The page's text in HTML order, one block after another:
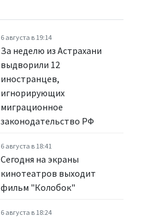
6 августа в 19:14
За неделю из Астрахани
выдворили 12
иностранцев,
игнорирующих
миграционное
законодательство РФ
6 августа в 18:41
Сегодня на экраны
кинотеатров выходит
фильм "Колобок"
6 августа в 18:24